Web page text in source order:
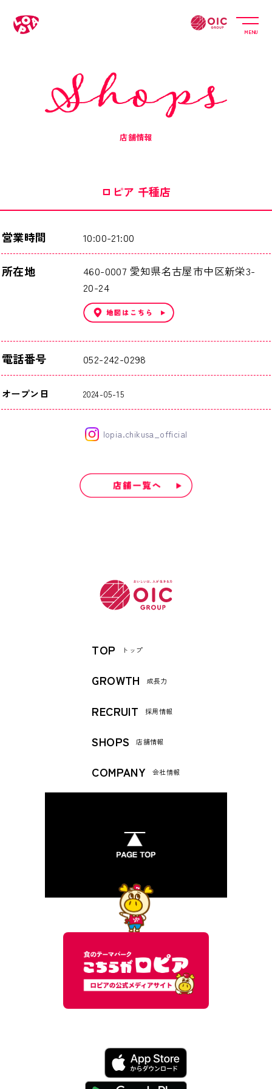
MENU
店舗情報
ロピア 千種店
営業時間 10:00-21:00
所在地
460-0007 愛知県名古屋市中区新栄3-
20-24
電話番号 052-242-0298
オープン日 2024-05-15
lopia.chikusa_official
TOP トップ
GROWTH 成長力
RECRUIT 採用情報
SHOPS 店舗情報
COMPANY 会社情報